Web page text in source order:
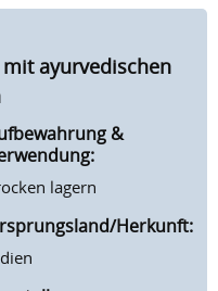
ayurvedischen
&
lagern
Herkunft: